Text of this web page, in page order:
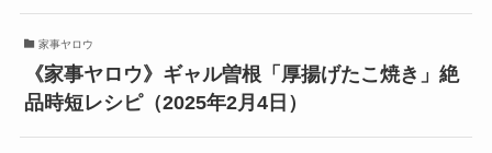
家事ヤロウ
《家事ヤロウ》ギャル曽根「厚揚げたこ焼き」絶
品時短レシピ（2025年2月4日）